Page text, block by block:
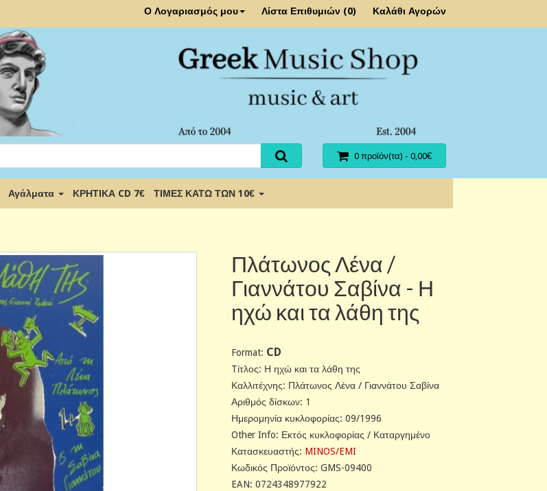
Ο Λογαριασμός μου Λίστα Επιθυμιών (0) Καλάθι Αγορών
0 προϊόν(τα) - 0,00€
Αγάλματα ΚΡΗΤΙΚΑ CD 7€ ΤΙΜΕΣ ΚΑΤΩ ΤΩΝ 10€
Πλάτωνος Λένα /
Γιαννάτου Σαβίνα - Η
ηχώ και τα λάθη της
Format: CD
Tίτλος: Η ηχώ και τα λάθη της
Καλλιτέχνης: Πλάτωνος Λένα / Γιαννάτου Σαβίνα
Αριθμός δίσκων: 1
Ημερομηνία κυκλοφορίας: 09/1996
Other Info: Εκτός κυκλοφορίας / Καταργημένο
Κατασκευαστής: MINOS/EMI
Κωδικός Προϊόντος: GMS-09400
EAN: 0724348977922